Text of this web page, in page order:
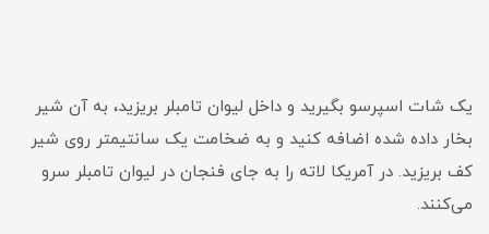
یک شات اسپرسو بگیرید و داخل لیوان تامبلر بریزید، به آن شیر
بخار داده شده اضافه کنید و به ضخامت یک سانتیمتر روی شیر
کف بریزید. در آمریکا لاته را به جای فنجان در لیوان تامبلر سرو
می‌کنند.